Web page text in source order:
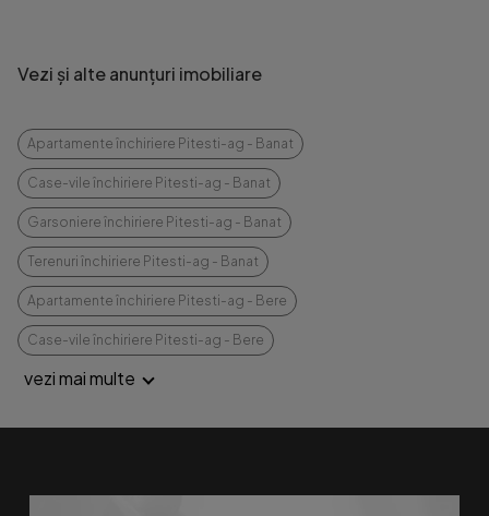
Vezi și alte anunțuri imobiliare
Apartamente închiriere Pitesti-ag - Banat
Case-vile închiriere Pitesti-ag - Banat
Garsoniere închiriere Pitesti-ag - Banat
Terenuri închiriere Pitesti-ag - Banat
Apartamente închiriere Pitesti-ag - Bere
Case-vile închiriere Pitesti-ag - Bere
vezi mai multe